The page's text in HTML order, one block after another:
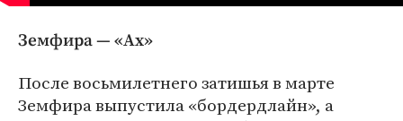
Земфира — «Ах»
После восьмилетнего затишья в марте
Земфира выпустила «бордердлайн», а